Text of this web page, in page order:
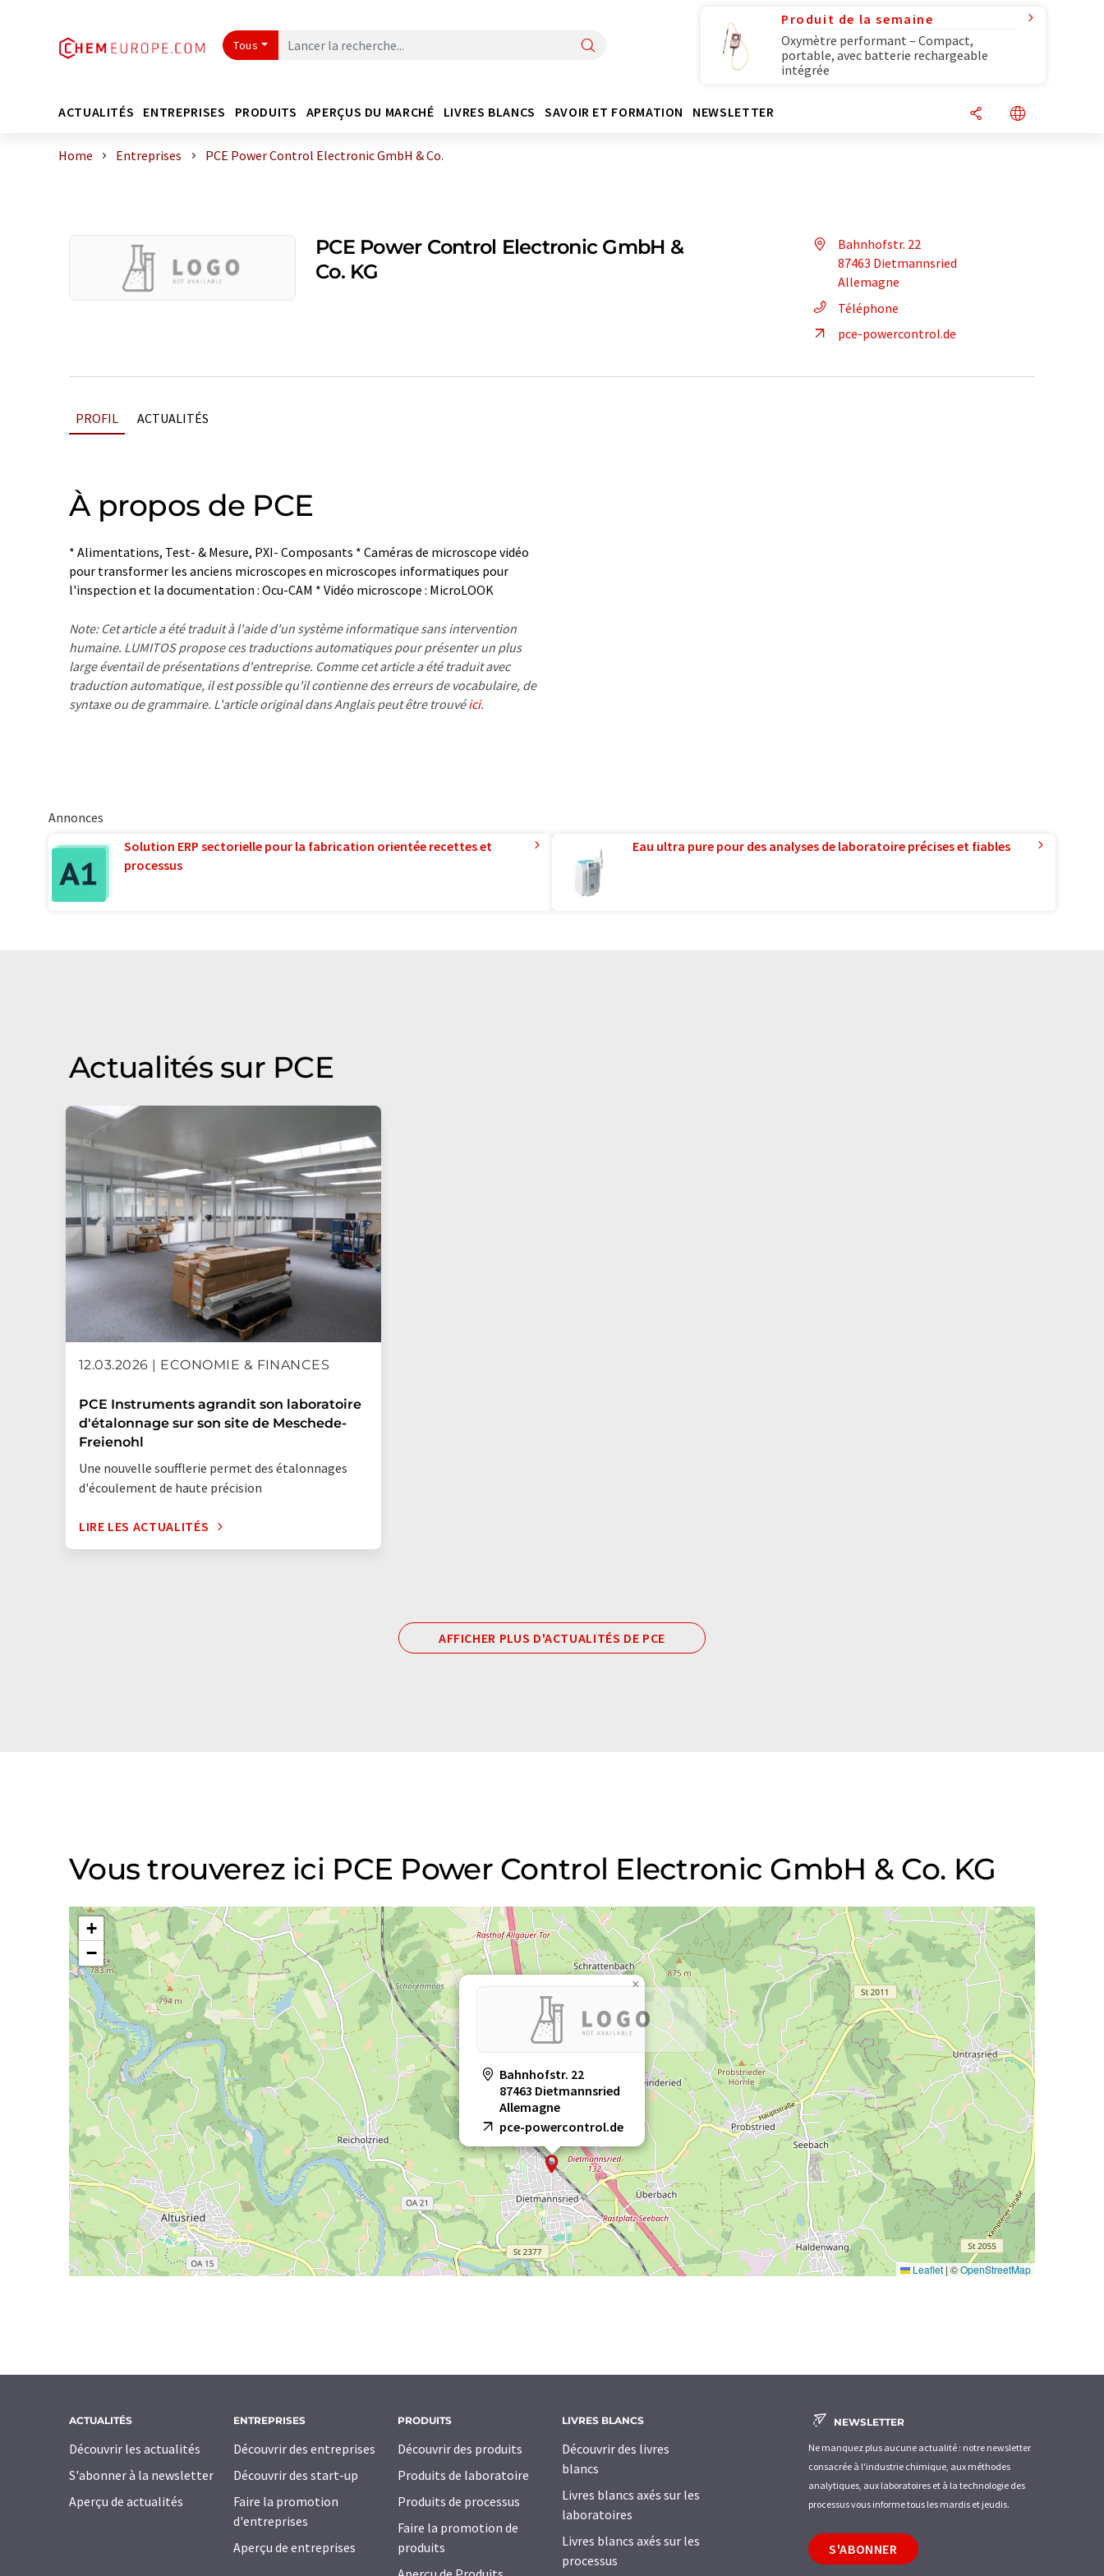
Tous
Produit de la semaine
Oxymètre performant – Compact,
portable, avec batterie rechargeable
intégrée
ACTUALITÉS ENTREPRISES PRODUITS APERÇUS DU MARCHÉ LIVRES BLANCS SAVOIR ET FORMATION NEWSLETTER
Home Entreprises PCE Power Control Electronic GmbH & Co.
PCE Power Control Electronic GmbH &
Co. KG
Bahnhofstr. 22
87463 Dietmannsried
Allemagne
Téléphone
pce-powercontrol.de
PROFIL ACTUALITÉS
À propos de PCE
* Alimentations, Test- & Mesure, PXI- Composants * Caméras de microscope vidéo
pour transformer les anciens microscopes en microscopes informatiques pour
l'inspection et la documentation : Ocu-CAM * Vidéo microscope : MicroLOOK
Note: Cet article a été traduit à l'aide d'un système informatique sans intervention
humaine. LUMITOS propose ces traductions automatiques pour présenter un plus
large éventail de présentations d'entreprise. Comme cet article a été traduit avec
traduction automatique, il est possible qu'il contienne des erreurs de vocabulaire, de
syntaxe ou de grammaire. L'article original dans Anglais peut être trouvéici.
Annonces
Solution ERP sectorielle pour la fabrication orientée recettes et
processus
Eau ultra pure pour des analyses de laboratoire précises et fiables
Actualités sur PCE
12.03.2026 | ECONOMIE & FINANCES
PCE Instruments agrandit son laboratoire
d'étalonnage sur son site de Meschede-
Freienohl
Une nouvelle soufflerie permet des étalonnages
d'écoulement de haute précision
LIRE LES ACTUALITÉS
AFFICHER PLUS D'ACTUALITÉS DE PCE
Vous trouverez ici PCE Power Control Electronic GmbH & Co. KG
Bahnhofstr. 22
87463 Dietmannsried
Allemagne
pce-powercontrol.de
×
+
−
Leaflet | ©OpenStreetMap
ACTUALITÉS
Découvrir les actualités
S'abonner à la newsletter
Aperçu de actualités
ENTREPRISES
Découvrir des entreprises
Découvrir des start-up
Faire la promotion
d'entreprises
Aperçu de entreprises
PRODUITS
Découvrir des produits
Produits de laboratoire
Produits de processus
Faire la promotion de
produits
LIVRES BLANCS
Découvrir des livres
blancs
Livres blancs axés sur les
laboratoires
Livres blancs axés sur les
processus
NEWSLETTER
Ne manquez plus aucune actualité : notre newsletter
consacrée à l'industrie chimique, aux méthodes
analytiques, aux laboratoires et à la technologie des
processus vous informe tous les mardis et jeudis.
S'ABONNER